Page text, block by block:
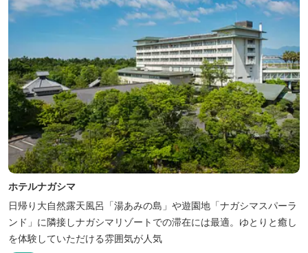
ホテルナガシマ
日帰り大自然露天風呂「湯あみの島」や遊園地「ナガシマスパーラ
ンド」に隣接しナガシマリゾートでの滞在には最適。ゆとりと癒し
を体験していただける雰囲気が人気